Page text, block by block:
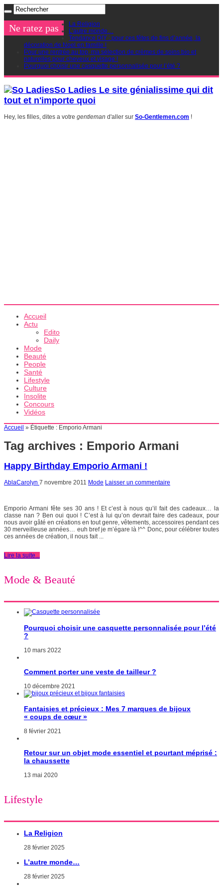
Ne ratez pas
La Religion
L’autre monde…
Tendance DIY : pour ces fêtes de fins d’année, la
décoration de Noel en famille !
Pour une rentrée au top, ma sélection de crèmes de soins bio et
naturelles pour cheveux et visage !
Pourquoi choisir une casquette personnalisée pour l’été ?
So Ladies Le site génialissime qui dit
tout et n'importe quoi
Hey, les filles, dites a votre gentleman d'aller sur So-Gentlemen.com !
Accueil
Actu
Edito
Daily
Mode
Beauté
People
Santé
Lifestyle
Culture
Insolite
Concours
Vidéos
Accueil » Étiquette : Emporio Armani
Tag archives : Emporio Armani
Happy Birthday Emporio Armani !
AblaCarolyn 7 novembre 2011 Mode Laisser un commentaire
Emporio Armani fête ses 30 ans ! Et c’est à nous qu’il fait des cadeaux… la
classe nan ? Ben oui quoi ! C’est à lui qu’on devrait faire des cadeaux, pour
nous avoir gâté en créations en tout genre, vêtements, accessoires pendant ces
30 merveilleuse années… euh bref je m’égare là !^^ Donc, pour célébrer toutes
ces années de création, il nous fait ...
Lire la suite...
Mode & Beauté
Pourquoi choisir une casquette personnalisée pour l’été
?
10 mars 2022
Comment porter une veste de tailleur ?
10 décembre 2021
Fantaisies et précieux : Mes 7 marques de bijoux
« coups de cœur »
8 février 2021
Retour sur un objet mode essentiel et pourtant méprisé :
la chaussette
13 mai 2020
Lifestyle
La Religion
28 février 2025
L’autre monde…
28 février 2025